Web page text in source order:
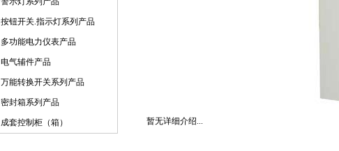
按钮开关.指示灯系列产品
多功能电力仪表产品
电气辅件产品
万能转换开关系列产品
密封箱系列产品
成套控制柜（箱） 暂无详细介绍...